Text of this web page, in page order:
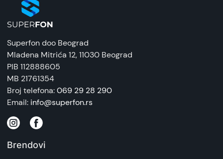
Superfon doo Beograd
Mladena Mitrića 12, 11030 Beograd
PIB 112888605
MB 21761354
Broj telefona:069 29 28 290
Email: info@superfon.rs
Brendovi